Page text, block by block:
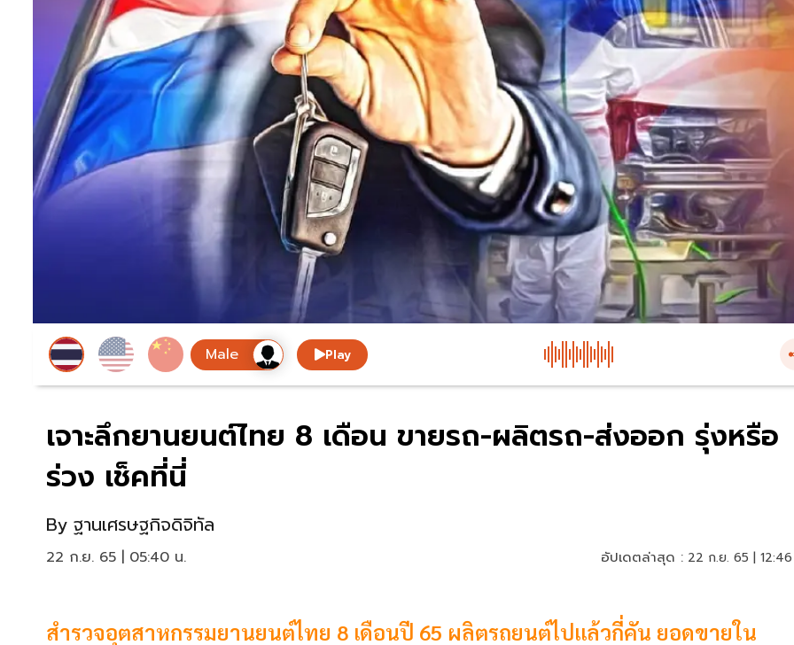
Play
เจาะลึกยานยนต์ไทย 8 เดือน ขายรถ-ผลิตรถ-ส่งออก รุ่งหรือ
ร่วง เช็คที่นี่
By ฐานเศรษฐกิจดิจิทัล
22 ก.ย. 65 | 05:40 น. อัปเดตล่าสุด : 22 ก.ย. 65 |
สำรวจอุตสาหกรรมยานยนต์ไทย 8 เดือนปี 65 ผลิตรถยนต์ไปแล้วกี่คัน ยอดขายใน